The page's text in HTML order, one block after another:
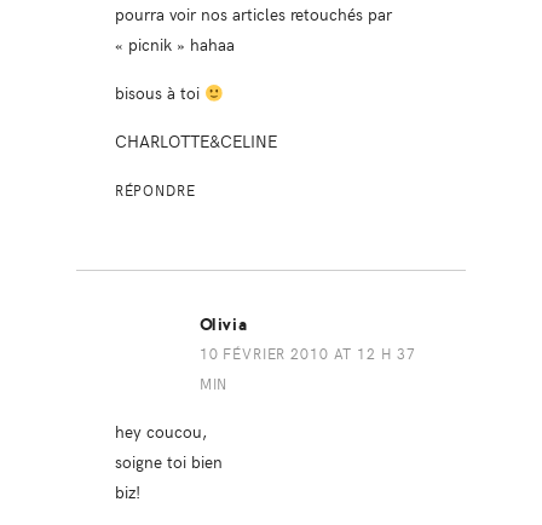
pourra voir nos articles retouchés par
« picnik » hahaa
bisous à toi
CHARLOTTE&CELINE
RÉPONDRE
Olivia
10 FÉVRIER 2010 AT 12 H 37
MIN
hey coucou,
soigne toi bien
biz!